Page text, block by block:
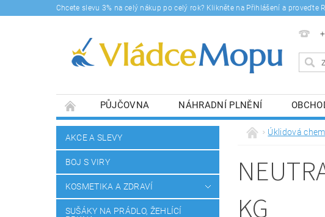
Chcete slevu 3% na celý nákup po celý rok? Klikněte na Přihlášení a proveďte
PŮJČOVNA NÁHRADNÍ PLNĚNÍ
DOPRAVY A PLATBA
BLOG SOUHLASÍM SE
AKCE A SLEVY
BOJ S VIRY
KOSMETIKA A ZDRAVÍ
SUŠÁKY NA PRÁDLO, ŽEHLÍCÍ
Úklidová